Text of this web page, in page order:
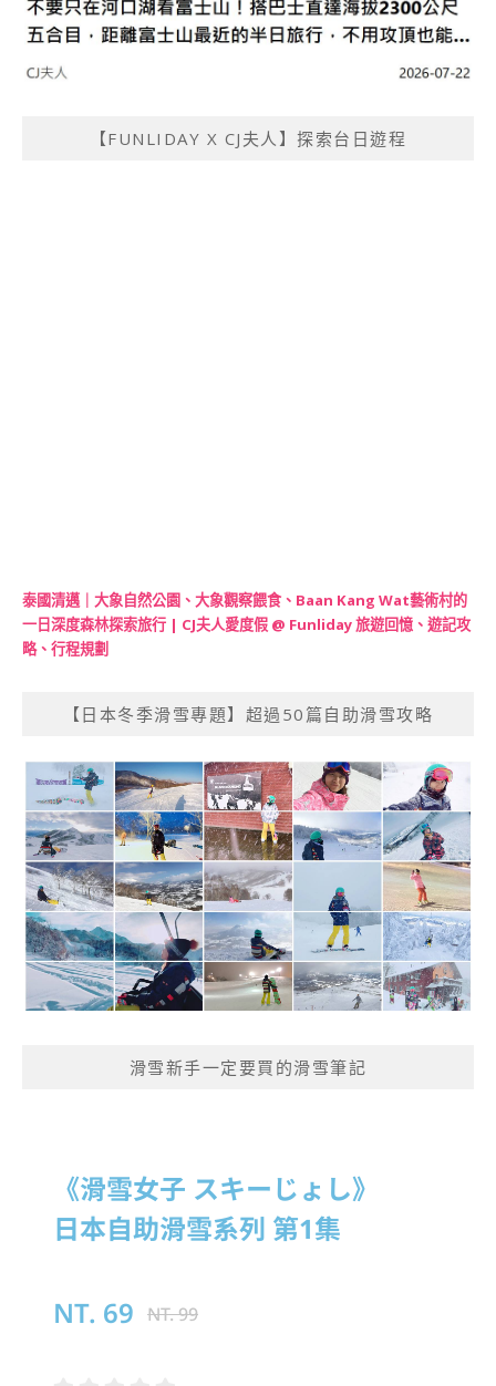
【FUNLIDAY X CJ夫人】探索台日遊程
泰國清邁｜大象自然公園、大象觀察餵食、Baan Kang Wat藝術村的
一日深度森林探索旅行 | CJ夫人愛度假 @ Funliday 旅遊回憶、遊記攻
略、行程規劃
【日本冬季滑雪專題】超過50篇自助滑雪攻略
滑雪新手一定要買的滑雪筆記